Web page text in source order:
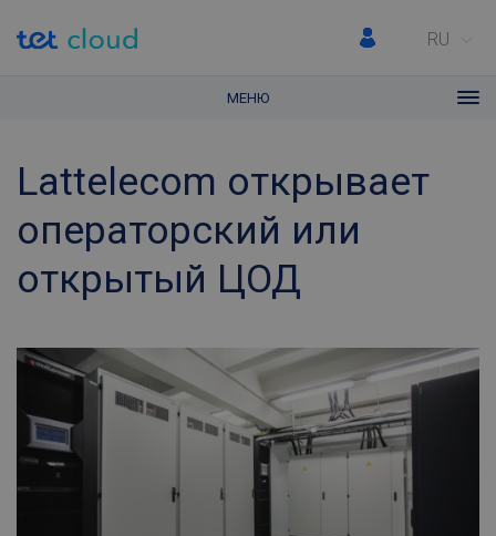
RU
МЕНЮ
Lattelecom открывает
операторский или
открытый ЦОД